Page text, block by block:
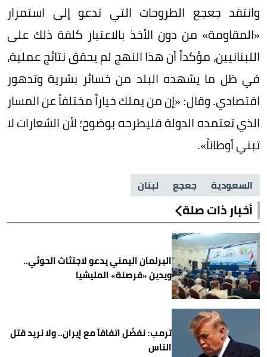
وانتقد جعجع الطروحات التي تدعو إلى استمرار
«المقاومة» من دون الأخذ بالاعتبار كلفة ذلك على
اللبنانيين، مؤكداً أن هذا النهج لم يحقق نتائج عملية،
في ظل ما يشهده البلد من خسائر بشرية وتدهور
اقتصادي. وقال: «إن من يملك خياراً مختلفاً عن المسار
الذي تعتمده الدولة فليطرحه بوضوح؛ لأن الشعارات لا
تبني أوطاناً».
السعودية جعجع لبنان
أخبار ذات صلة
البرلمان اليمني يدعو لاجتثاث الحوثي..
ويدين «قرصنة» المليشيا
ترمب: نفضّل اتفاقاً مع إيران.. ولا نريد قتل
الناس